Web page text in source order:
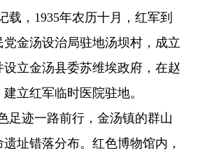
载， 1935年农历十月，红军到
金汤设治局驻地汤坝村，成立
立金汤县委苏维埃政府，在赵
立红军临时医院驻地。
足迹一路前行，金汤镇的群山
址错落分布。红色博物馆内，